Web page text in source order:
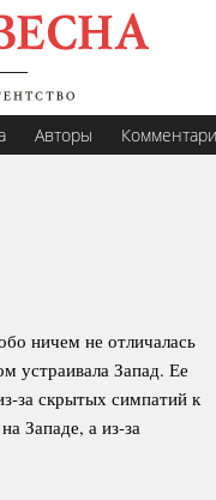
Авторы
ничем не отличалась
устраивала Запад. Ее
за скрытых симпатий к
Западе, а из-за